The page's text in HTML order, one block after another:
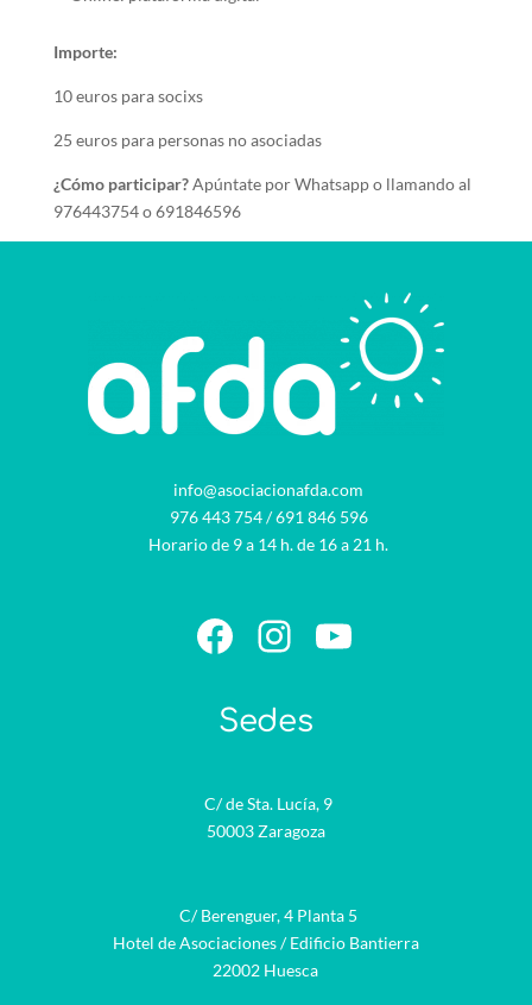
Importe:
10 euros para socixs
25 euros para personas no asociadas
¿Cómo participar?Apúntate por Whatsapp o llamando al
976443754 o 691846596
info@asociacionafda.com
976 443 754/691 846 596
Horario de 9 a 14 h. de 16 a 21 h.
Facebook
Instagram
YouTube
Sedes
C/ de Sta. Lucía, 9
50003 Zaragoza
C/ Berenguer, 4 Planta 5
Hotel de Asociaciones / Edificio Bantierra
22002 Huesca